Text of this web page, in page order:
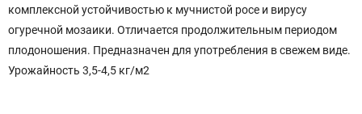
комплексной устойчивостью к мучнистой росе и вирусу
огуречной мозаики. Отличается продолжительным периодом
плодоношения. Предназначен для употребления в свежем виде.
Урожайность 3,5-4,5 кг/м2